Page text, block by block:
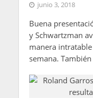
junio 3, 2018
Buena
y Schwartzman
manera
semana.